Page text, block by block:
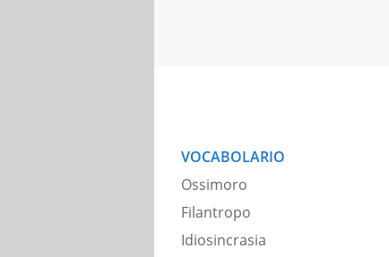
VOCABOLARIO
Ossimoro
Filantropo
Idiosincrasia